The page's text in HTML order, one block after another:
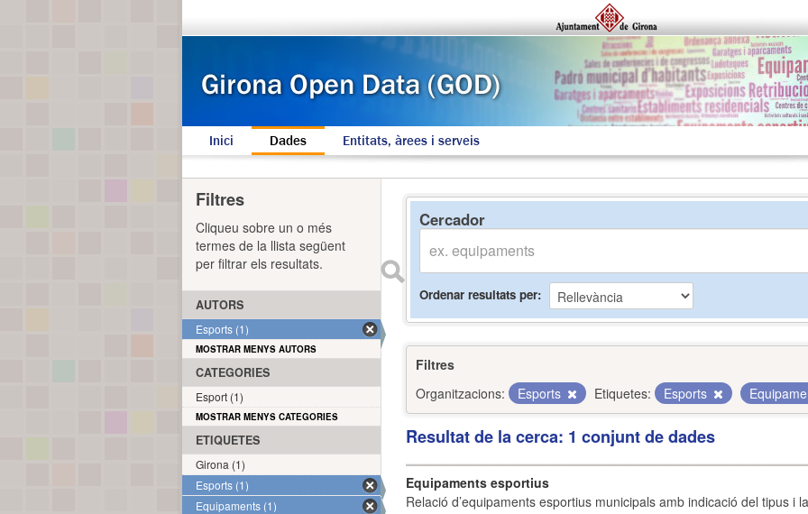
Inici Dades Entitats, àrees i serveis
Cercador
Ordenar resultats per
Filtres
Organitzacions:
Esports Etiquetes: Esports
Resultat de la cerca: 1 conjunt de dades
Equipaments esportius
Relació d’equipaments esportius municipals amb indicació del tipus i
Filtres
Cliqueu sobre un o més
termes de la llista següent
per filtrar els resultats.
AUTORS
Esports (1)
MOSTRAR MENYS AUTORS
CATEGORIES
Esport (1)
MOSTRAR MENYS CATEGORIES
ETIQUETES
Girona (1)
Esports (1)
Equipaments (1)